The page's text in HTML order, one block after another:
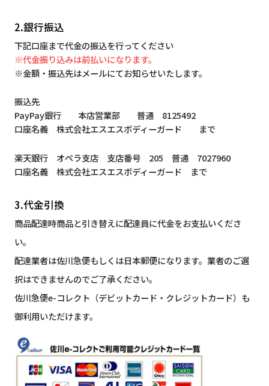
2.銀行振込
下記口座まで代金の振込を行ってください
※代金振り込みは前払いになります。
※金額・振込先はメールにてお知らせいたします。
振込先
PayPay銀行 本店営業部 普通 8125492
口座名義 株式会社エスエスボディーガード まで
楽天銀行 オペラ支店 支店番号 205 普通 7027960
口座名義 株式会社エスエスボディーガード まで
3.代金引換
商品配達時商品と引き替えに配達員に代金をお支払いくださ
い。
配達業者は佐川急便もしくは日本郵便になります。業者のご選
択はできませんのでご了承ください。
佐川急便e-コレクト（デビットカード・クレジットカード）も
御利用いただけます。